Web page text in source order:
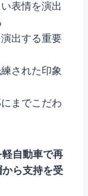
い表情を演出
出する重要
練された印象
までこだわ
自動車で再
ら支持を受